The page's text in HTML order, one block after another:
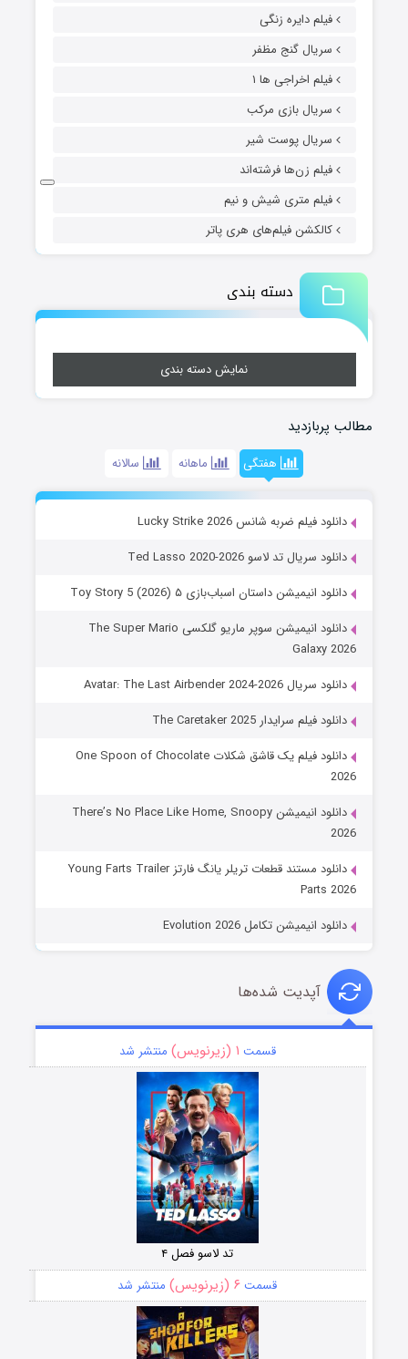
فیلم دایره زنگی
سریال گنج مظفر
فیلم اخراجی ها ۱
سریال بازی مرکب
سریال پوست شیر
فیلم زن‌ها فرشته‌اند
فیلم متری شیش و نیم
کالکشن فیلم‌های هری پاتر
دسته بندی
نمایش دسته بندی
مطالب پربازدید
هفتگی ماهانه سالانه
دانلود فیلم ضربه شانس Lucky Strike 2026
دانلود سریال تد لاسو Ted Lasso 2020-2026
دانلود انیمیشن داستان اسباب‌بازی ۵ Toy Story 5 (2026)
دانلود انیمیشن سوپر ماریو گلکسی The Super Mario
Galaxy 2026
دانلود سریال Avatar: The Last Airbender 2024-2026
دانلود فیلم سرایدار The Caretaker 2025
دانلود فیلم یک قاشق شکلات One Spoon of Chocolate
2026
دانلود انیمیشن There’s No Place Like Home, Snoopy
2026
دانلود مستند قطعات تریلر یانگ فارتز Young Farts Trailer
Parts 2026
دانلود انیمیشن تکامل Evolution 2026
آپدیت شده‌ها
قسمت ۱ (زیرنویس) منتشر شد
تد لاسو فصل ۴
قسمت ۶ (زیرنویس) منتشر شد